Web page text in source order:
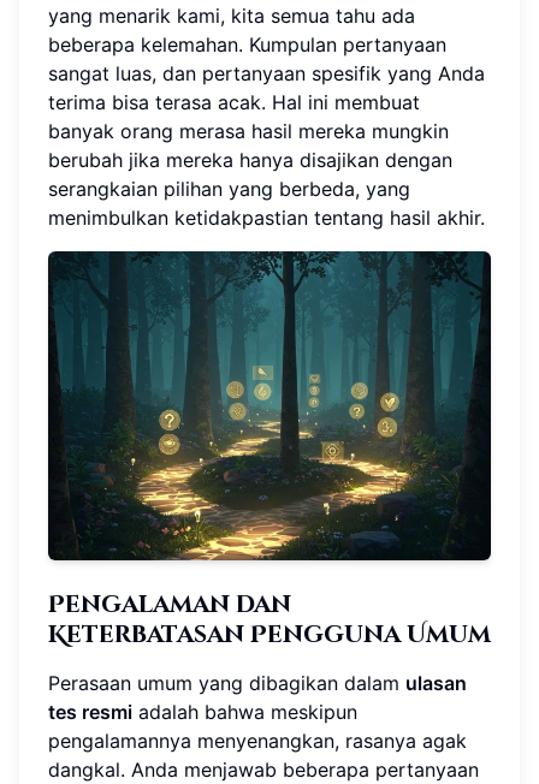
yang menarik kami, kita semua tahu ada
beberapa kelemahan. Kumpulan pertanyaan
sangat luas, dan pertanyaan spesifik yang Anda
terima bisa terasa acak. Hal ini membuat
banyak orang merasa hasil mereka mungkin
berubah jika mereka hanya disajikan dengan
serangkaian pilihan yang berbeda, yang
menimbulkan ketidakpastian tentang hasil akhir.
Pengalaman dan
Keterbatasan Pengguna Umum
Perasaan umum yang dibagikan dalam ulasan
tes resmi adalah bahwa meskipun
pengalamannya menyenangkan, rasanya agak
dangkal. Anda menjawab beberapa pertanyaan